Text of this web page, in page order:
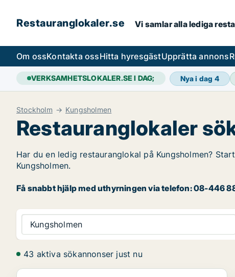
Restauranglokaler.se Vi samlar alla lediga
Om ossKontakta ossHitta hyresgästUpprätta annons
VERKSAMHETSLOKALER.SE I DAG; Nya i dag 4
Stockholm Kungsholmen
Restauranglokaler
Har du en ledig restauranglokal på Kungsholmen?
Kungsholmen.
Få snabbt hjälp med uthyrningen via telefon: 08-446
Kungsholmen
43 aktiva sökannonser just nu